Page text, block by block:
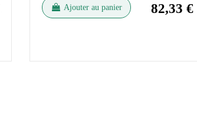
Ajouter au panier 82,33 €